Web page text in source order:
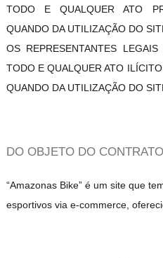
TODO E QUALQUER ATO
QUANDO DA UTILIZAÇÃO DO
OS REPRESENTANTES
TODO E QUALQUER ATO
QUANDO DA UTILIZAÇÃO DO
DO OBJETO DO CONTRATO
“Amazonas Bike” é um site que
esportivos via e-commerce,